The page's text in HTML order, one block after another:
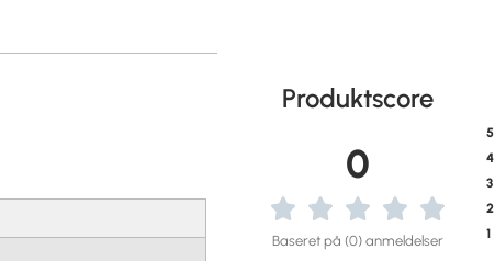
Produktscore
0
Baseret på (0) anmeldelser
5
4
3
2
1